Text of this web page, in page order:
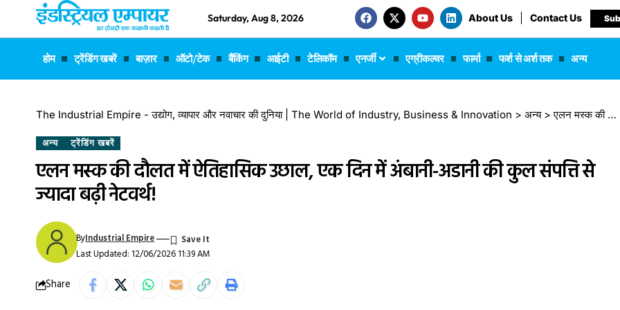
Saturday, Aug 8, 2026 About Us Contact Us
होम ट्रेंडिंग खबरें बाज़ार ऑटो/टेक बैंकिंग आईटी टेलिकॉम एनर्जी एग्रीकल्चर फार्मा फर्श से अर्श तक अन्य
The Industrial Empire - उद्योग, व्यापार और नवाचार की दुनिया | The World of Industry, Business & Innovation > अन्य>एलन मस्क की दौलत में ऐतिहासिक उछाल, एक दिन में अंबानी-अडानी की कुल संपत्ति से ज्यादा बढ़ी नेटवर्थ!
अन्य ट्रेंडिंग खबरें
एलन मस्क की दौलत में ऐतिहासिक उछाल, एक दिन में अंबानी-अडानी की कुल संपत्ति से
ज्यादा बढ़ी नेटवर्थ!
Last Updated: 12/06/2026 11:39 AM
ByIndustrial Empire
Share